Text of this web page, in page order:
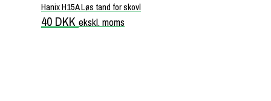
Hanix H15A Løs tand for skovl
40 DKK ekskl. moms